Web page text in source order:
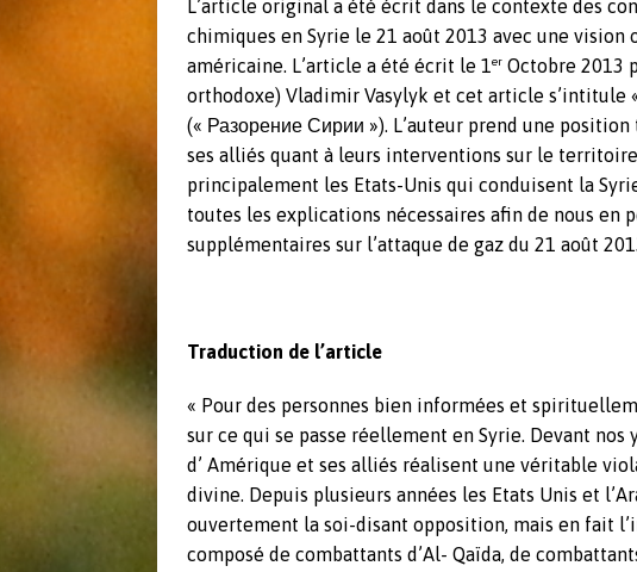
L’article original a été écrit dans le contexte des
chimiques en Syrie le 21 août 2013 avec une vision
américaine. L’article a été écrit le 1er Octobre 2013
orthodoxe) Vladimir Vasylyk et cet article s’intitule
(« Разорение Сирии »). L’auteur prend une
ses alliés quant à leurs interventions sur le
principalement les Etats-Unis qui conduisent la
toutes les explications nécessaires afin de nous en
supplémentaires sur l’attaque de gaz du 21 août
Traduction de l’article
« Pour des personnes bien informées et
sur ce qui se passe réellement en Syrie. Devant nos
d’ Amérique et ses alliés réalisent une véritable
divine. Depuis plusieurs années les Etats Unis et
ouvertement la soi-disant opposition, mais en fait
composé de combattants d’Al- Qaïda, de